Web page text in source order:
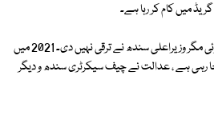
سمری وزیراعلی سندھ کو ارسال ہوئی مگر وزیراعلی سندھ نے ترقی نہیں دی۔ 2021 میں
رہی ہے ، عدالت نے چیف سیکرٹری سندھ و دیگر